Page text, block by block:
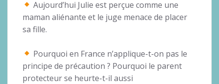
Aujourd’hui Julie est perçue comme une
maman aliénante et le juge menace de placer
sa fille.
Pourquoi en France n’applique-t-on pas le
principe de précaution ? Pourquoi le parent
protecteur se heurte-t-il aussi